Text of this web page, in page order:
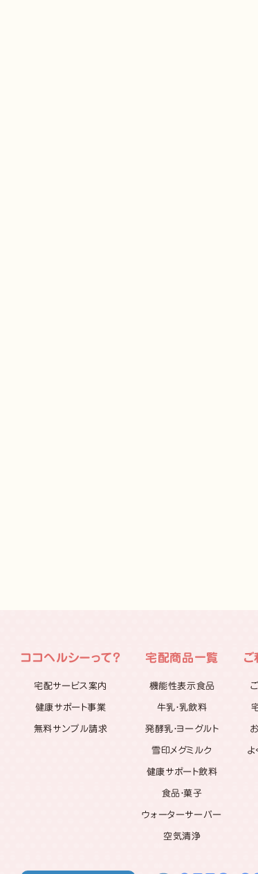
ココヘルシーって？
宅配サービス案内
健康サポート事業
無料サンプル請求
宅配商品一覧
機能性表示食品
牛乳・乳飲料
発酵乳・ヨーグルト
雪印メグミルク
健康サポート飲料
食品・菓子
ウォーターサーバー
空気清浄
ご
よ